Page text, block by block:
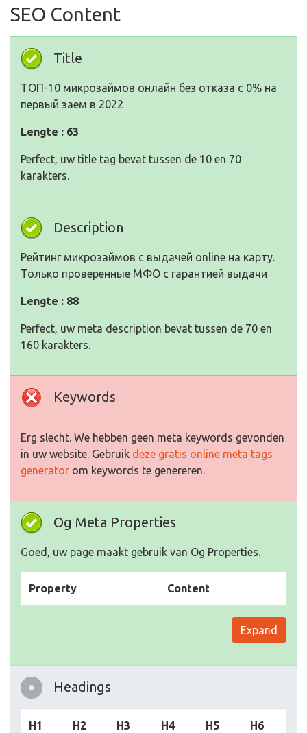
SEO Content
Title
ТОП-10 микрозаймов онлайн без отказа с 0% на
первый заем в 2022
Lengte : 63
Perfect, uw title tag bevat tussen de 10 en 70
karakters.
Description
Рейтинг микрозаймов с выдачей online на карту.
Только проверенные МФО с гарантией выдачи
Lengte : 88
Perfect, uw meta description bevat tussen de 70 en
160 karakters.
Keywords
Erg slecht. We hebben geen meta keywords gevonden
in uw website. Gebruik deze gratis online meta tags
generator om keywords te genereren.
Og Meta Properties
Goed, uw page maakt gebruik van Og Properties.
Property Content
Expand
Headings
H1 H2 H3 H4 H5 H6